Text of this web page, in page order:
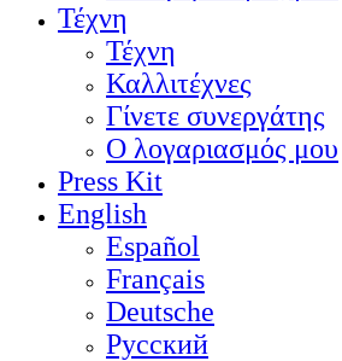
Τέχνη
Τέχνη
Καλλιτέχνες
Γίνετε συνεργάτης
Ο λογαριασμός μου
Press Kit
English
Español
Français
Deutsche
Pусский